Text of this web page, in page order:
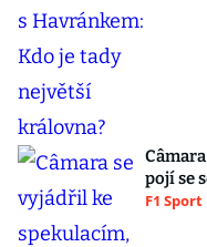
pojí se
F1 Sport